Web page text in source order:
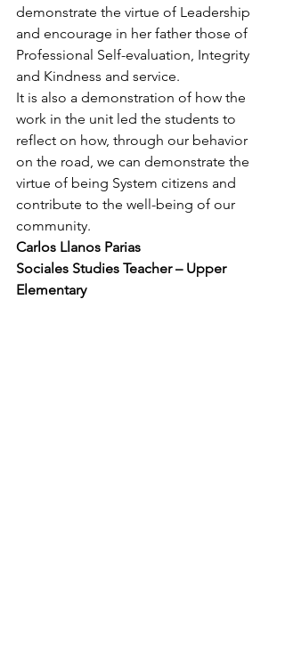
demonstrate the virtue of Leadership
and encourage in her father those of
Professional Self-evaluation, Integrity
and Kindness and service.
It is also a demonstration of how the
work in the unit led the students to
reflect on how, through our behavior
on the road, we can demonstrate the
virtue of being System citizens and
contribute to the well-being of our
community.
Carlos Llanos Parias
Sociales Studies Teacher – Upper
Elementary